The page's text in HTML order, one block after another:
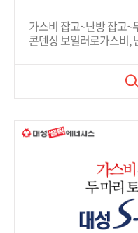
가스비 잡고~난방 잡고~
콘덴싱 보일러로가스비,